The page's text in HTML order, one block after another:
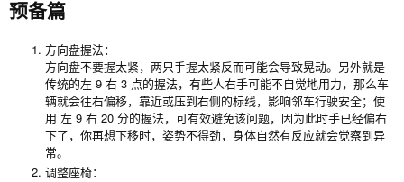
预备篇
方向盘握法：
方向盘不要握太紧，两只手握太紧反而可能会导致晃动。另外就是
传统的左 9 右 3 点的握法，有些人右手可能不自觉地用力，那么车
辆就会往右偏移，靠近或压到右侧的标线，影响邻车行驶安全；使
用 左 9 右 20 分的握法，可有效避免该问题，因为此时手已经偏右
下了，你再想下移时，姿势不得劲，身体自然有反应就会觉察到异
常。
调整座椅：